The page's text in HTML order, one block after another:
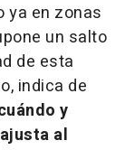
ya en zonas
un salto
de esta
indica de
y
al